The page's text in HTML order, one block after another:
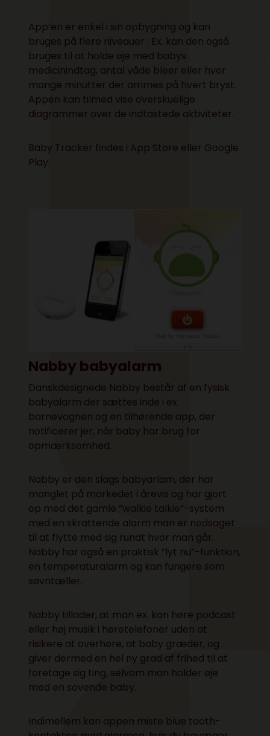
App’en er enkel i sin opbygning og kan
bruges på flere niveauer : Ex. kan den også
bruges til at holde øje med babys
medicinindtag, antal våde bleer eller hvor
mange minutter der ammes på hvert bryst.
Appen kan tilmed vise overskuelige
diagrammer over de indtastede aktiviteter.
Baby Tracker findes i App Store eller Google
Play.
Nabby babyalarm
Danskdesignede Nabby består af en fysisk
babyalarm der sættes inde i ex.
barnevognen og en tilhørende app, der
notificerer jer, når baby har brug for
opmærksomhed.
Nabby er den slags babyarlam, der har
manglet på markedet i årevis og har gjort
op med det gamle ”walkie talkie”-system
med en skrattende alarm man er nødsaget
til at flytte med sig rundt hvor man går.
Nabby har også en praktisk ”lyt nu”-funktion,
en temperaturalarm og kan fungere som
søvntæller.
Nabby tillader, at man ex. kan høre podcast
eller høj musik i høretelefoner uden at
risikere at overhøre, at baby græder, og
giver dermed en hel ny grad af frihed til at
foretage sig ting, selvom man holder øje
med en sovende baby.
Indimellem kan appen miste blue tooth-